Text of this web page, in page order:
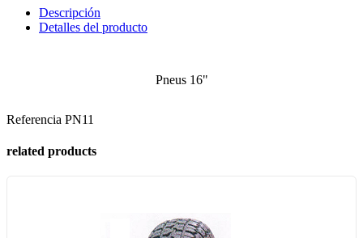
Descripción
Detalles del producto
Pneus 16"
Referencia PN11
related products